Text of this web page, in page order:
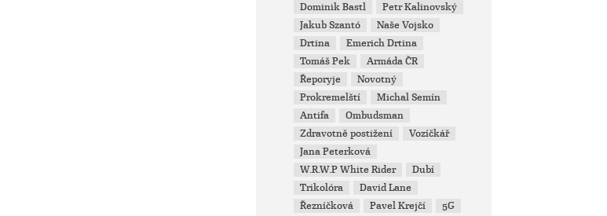
Dominik Bastl
Petr Kalinovský
Jakub Szantó
Naše Vojsko
Drtina
Emerich Drtina
Tomáš Pek
Armáda ČR
Řeporyje
Novotný
Prokremelští
Michal Semín
Antifa
Ombudsman
Zdravotně postižení
Vozíčkář
Jana Peterková
W.R.W.P White Rider
Dubí
Trikolóra
David Lane
Řezníčková
Pavel Krejčí
5G